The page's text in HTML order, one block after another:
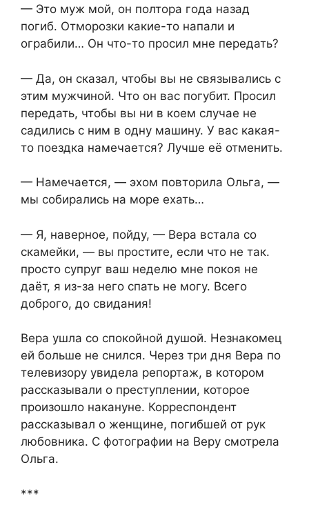
— Это муж мой, он полтора года назад
погиб. Отморозки какие-то напали и
ограбили… Он что-то просил мне передать?
— Да, он сказал, чтобы вы не связывались с
этим мужчиной. Что он вас погубит. Просил
передать, чтобы вы ни в коем случае не
садились с ним в одну машину. У вас какая-
то поездка намечается? Лучше её отменить.
— Намечается, — эхом повторила Ольга, —
мы собирались на море ехать…
— Я, наверное, пойду, — Вера встала со
скамейки, — вы простите, если что не так.
просто супруг ваш неделю мне покоя не
даёт, я из-за него спать не могу. Всего
доброго, до свидания!
Вера ушла со спокойной душой. Незнакомец
ей больше не снился. Через три дня Вера по
телевизору увидела репортаж, в котором
рассказывали о преступлении, которое
произошло накануне. Корреспондент
рассказывал о женщине, погибшей от рук
любовника. С фотографии на Веру смотрела
Ольга.
***